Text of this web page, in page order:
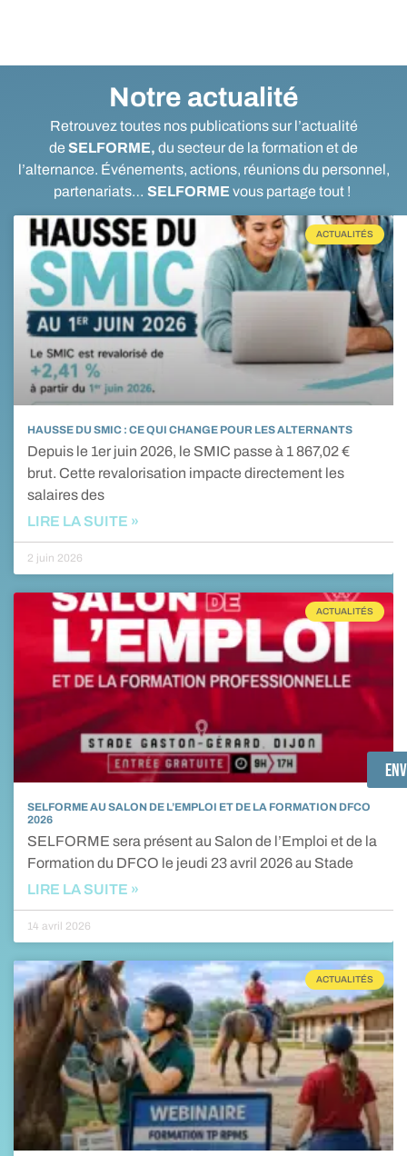
Notre actualité
Retrouvez toutes nos publications sur l’actualité
de SELFORME, du secteur de la formation et de
l’alternance. Événements, actions, réunions du personnel,
partenariats… SELFORME vous partage tout !
ACTUALITÉS
HAUSSE DU SMIC : CE QUI CHANGE POUR LES ALTERNANTS
Depuis le 1er juin 2026, le SMIC passe à 1 867,02 €
brut. Cette revalorisation impacte directement les
salaires des
LIRE LA SUITE »
2 juin 2026
ACTUALITÉS
SELFORME AU SALON DE L’EMPLOI ET DE LA FORMATION DFCO
2026
SELFORME sera présent au Salon de l’Emploi et de la
Formation du DFCO le jeudi 23 avril 2026 au Stade
LIRE LA SUITE »
14 avril 2026
ACTUALITÉS